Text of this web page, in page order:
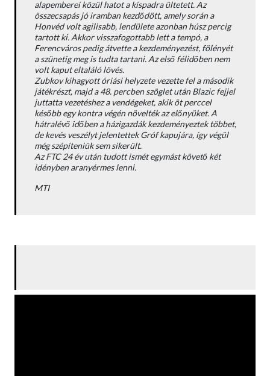
alapemberei közül hatot a kispadra ültetett. Az
összecsapás jó iramban kezdődött, amely során a
Honvéd volt agilisabb, lendülete azonban húsz percig
tartott ki. Akkor visszafogottabb lett a tempó, a
Ferencváros pedig átvette a kezdeményezést, fölényét
a szünetig meg is tudta tartani. Az első félidőben nem
volt kaput eltaláló lövés.
Zubkov kihagyott óriási helyzete vezette fel a második
játékrészt, majd a 48. percben szöglet után Blazic fejjel
juttatta vezetéshez a vendégeket, akik öt perccel
később egy kontra végén növelték az előnyüket. A
hátralévő időben a házigazdák kezdeményeztek többet,
de kevés veszélyt jelentettek Gróf kapujára, így végül
még szépíteniük sem sikerült.
Az FTC 24 év után tudott ismét egymást követő két
idényben aranyérmes lenni.
MTI